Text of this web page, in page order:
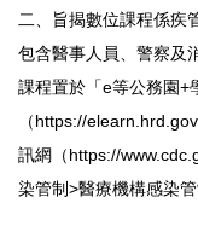
二、旨揭數位課程係疾
包含醫事人員、警察及
課程置於「e等公務園+
（https://
訊網（https://
染管制>醫療機構感染